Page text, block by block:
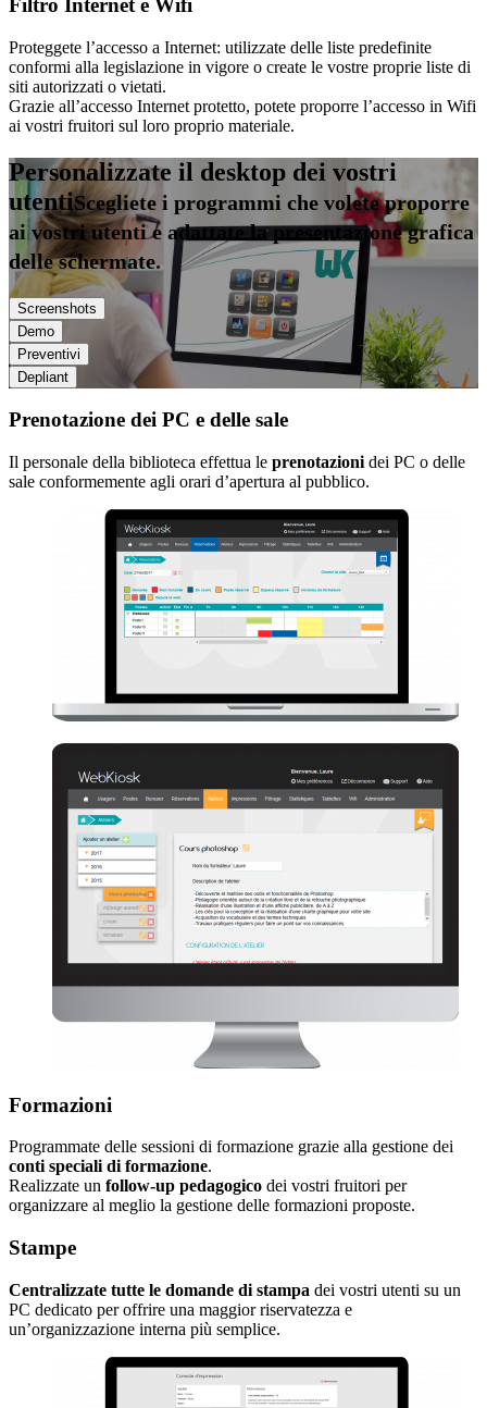
Filtro Internet e Wifi
Proteggete l’accesso a Internet: utilizzate delle liste predefinite
conformi alla legislazione in vigore o create le vostre proprie liste di
siti autorizzati o vietati.
Grazie all’accesso Internet protetto, potete proporre l’accesso in Wifi
ai vostri fruitori sul loro proprio materiale.
Personalizzate il desktop dei vostri
utentiScegliete i programmi che volete proporre
ai vostri utenti e adattate la presentazione grafica
delle schermate.
Screenshots
Demo
Preventivi
Depliant
Prenotazione dei PC e delle sale
Il personale della biblioteca effettua le prenotazioni dei PC o delle
sale conformemente agli orari d’apertura al pubblico.
Formazioni
Programmate delle sessioni di formazione grazie alla gestione dei
conti speciali di formazione.
Realizzate un follow-up pedagogico dei vostri fruitori per
organizzare al meglio la gestione delle formazioni proposte.
Stampe
Centralizzate tutte le domande di stampa dei vostri utenti su un
PC dedicato per offrire una maggior riservatezza e
un’organizzazione interna più semplice.